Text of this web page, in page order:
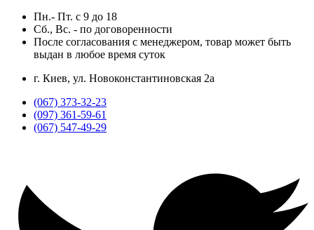
Пн.- Пт. с 9 до 18
Сб., Вс. - по договоренности
После согласования с менеджером, товар может быть
выдан в любое время суток
г. Киев, ул. Новоконстантиновская 2а
(067) 373-32-23
(097) 361-59-61
(067) 547-49-29